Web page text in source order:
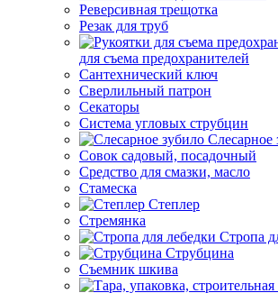
Реверсивная трещотка
Резак для труб
для съема предохранителей
Сантехнический ключ
Сверлильный патрон
Секаторы
Система угловых струбцин
Слесарное
Совок садовый, посадочный
Средство для смазки, масло
Стамеска
Степлер
Стремянка
Стропа
Струбцина
Съемник шкива